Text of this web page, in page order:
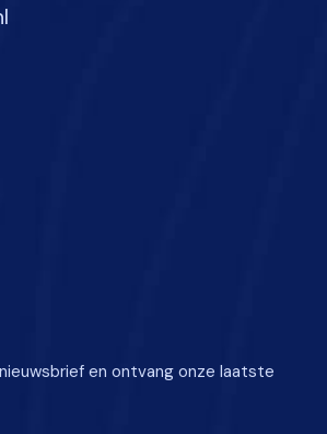
en ontvang onze laatste